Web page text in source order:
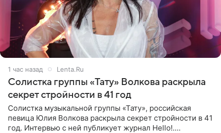
1 час назад Lenta.Ru
Солистка группы «Тату» Волкова раскрыла
секрет стройности в 41 год
Солистка музыкальной группы «Тату», российская
певица Юлия Волкова раскрыла секрет стройности в 41
год. Интервью с ней публикует журнал Hello!.